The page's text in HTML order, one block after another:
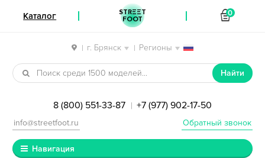
| г. Брянск | Регионы
Перейти к навигации
Перейти к содержимому
Найти
8 (800) 551-33-87 | +7 (977) 902-17-50
Обратный звонок
info@streetfoot.ru
Навигация
Каталог STREET
FOOT
0